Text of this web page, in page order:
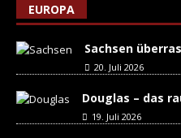
EUROPA
Sachsen
20. Juli 2026
Douglas – das
19. Juli 2026